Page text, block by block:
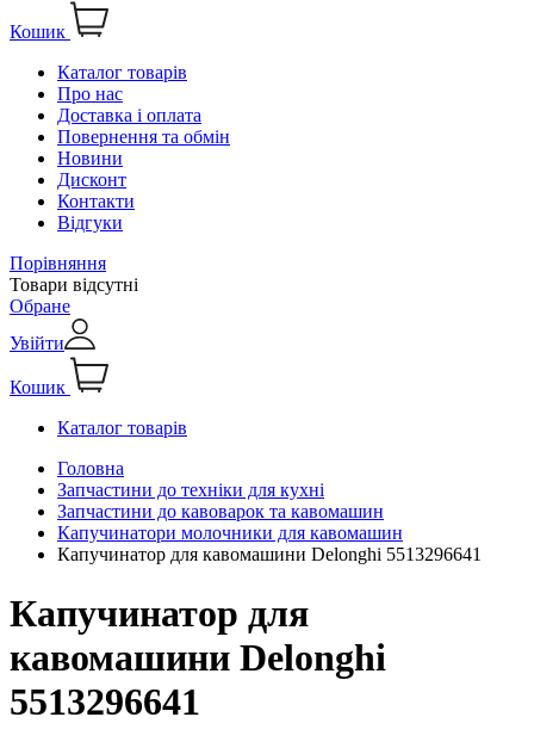
Кошик
Каталог товарів
Про нас
Доставка і оплата
Повернення та обмін
Новини
Дисконт
Контакти
Відгуки
Порівняння
Товари відсутні
Обране
Увійти
Кошик
Каталог товарів
Головна
Запчастини до техніки для кухні
Запчастини до кавоварок та кавомашин
Капучинатори молочники для кавомашин
Капучинатор для кавомашини Delonghi 5513296641
Капучинатор для
кавомашини Delonghi
5513296641